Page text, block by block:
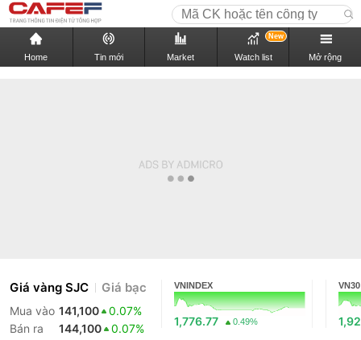
Home Tin mới Market Watch list
New
Mở rộng
Giá vàng SJC Giá bạc
Mua vào 141,100
0.07%
Bán ra
144,100 0.07%
VNINDEX
1,776.77 0.49%
VN30